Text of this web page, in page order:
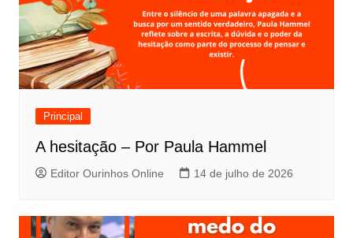
Principal
A hesitação – Por Paula Hammel
Editor Ourinhos Online 14 de julho de 2026